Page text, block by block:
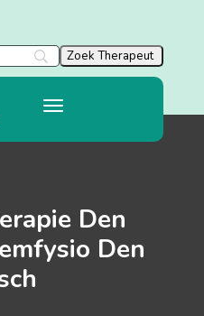
Den
Den